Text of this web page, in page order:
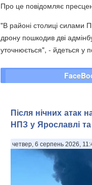
Про це повідомляє
"В районі столиці силами
дрону пошкодив дві
уточнюється", - йдеться у
Після нічних атак
НПЗ у Ярославлі
четвер, 6 серпень 2026,